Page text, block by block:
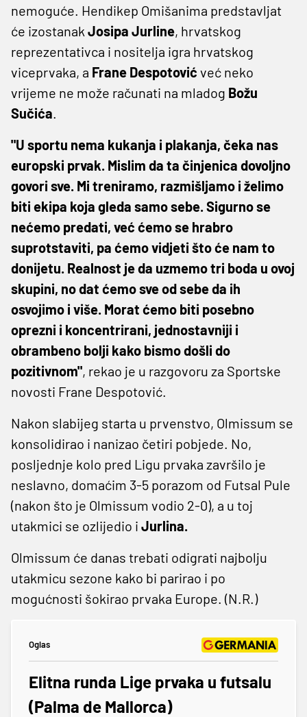
nemoguće. Hendikep Omišanima predstavljat
će izostanak Josipa Jurline, hrvatskog
reprezentativca i nositelja igra hrvatskog
viceprvaka, a Frane Despotović već neko
vrijeme ne može računati na mladog Božu
Sučića.
"U sportu nema kukanja i plakanja, čeka nas
europski prvak. Mislim da ta činjenica dovoljno
govori sve. Mi treniramo, razmišljamo i želimo
biti ekipa koja gleda samo sebe. Sigurno se
nećemo predati, već ćemo se hrabro
suprotstaviti, pa ćemo vidjeti što će nam to
donijetu. Realnost je da uzmemo tri boda u ovoj
skupini, no dat ćemo sve od sebe da ih
osvojimo i više. Morat ćemo biti posebno
oprezni i koncentrirani, jednostavniji i
obrambeno bolji kako bismo došli do
pozitivnom", rekao je u razgovoru za Sportske
novosti Frane Despotović.
Nakon slabijeg starta u prvenstvo, Olmissum se
konsolidirao i nanizao četiri pobjede. No,
posljednje kolo pred Ligu prvaka završilo je
neslavno, domaćim 3-5 porazom od Futsal Pule
(nakon što je Olmissum vodio 2-0), a u toj
utakmici se ozlijedio i Jurlina.
Olmissum će danas trebati odigrati najbolju
utakmicu sezone kako bi parirao i po
mogućnosti šokirao prvaka Europe. (N.R.)
Oglas
Elitna runda Lige prvaka u futsalu
(Palma de Mallorca)